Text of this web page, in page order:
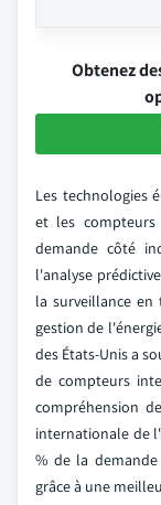
Obtenez
Les technologies
et les
demande côté
l'analyse
la surveillance
gestion de
des États-Unis a
de compteurs
compréhension
internationale de
% de la
grâce à une